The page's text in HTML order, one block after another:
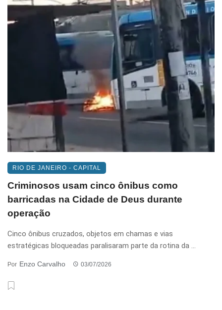
RIO DE JANEIRO - CAPITAL
Criminosos usam cinco ônibus como
barricadas na Cidade de Deus durante
operação
Cinco ônibus cruzados, objetos em chamas e vias
estratégicas bloqueadas paralisaram parte da rotina da ...
Por Enzo Carvalho 03/07/2026